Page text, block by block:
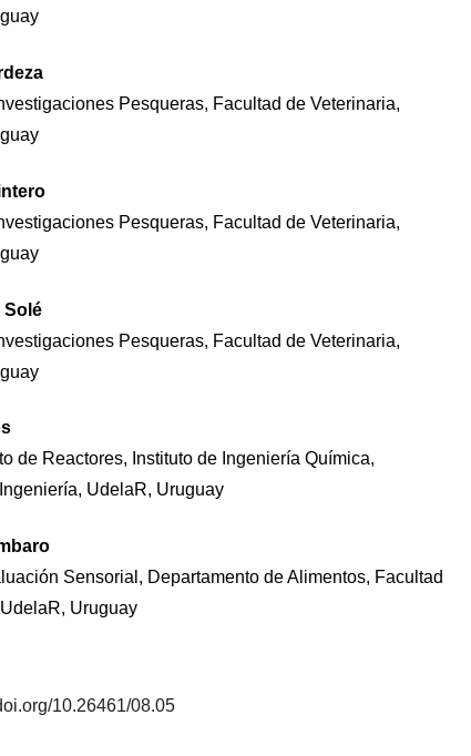
Pesqueras, Facultad de Veterinaria,
Pesqueras, Facultad de Veterinaria,
Solé
Pesqueras, Facultad de Veterinaria,
de Reactores, Instituto de Ingeniería Química,
UdelaR, Uruguay
Sensorial, Departamento de Alimentos, Facultad
Uruguay
10.26461/08.05